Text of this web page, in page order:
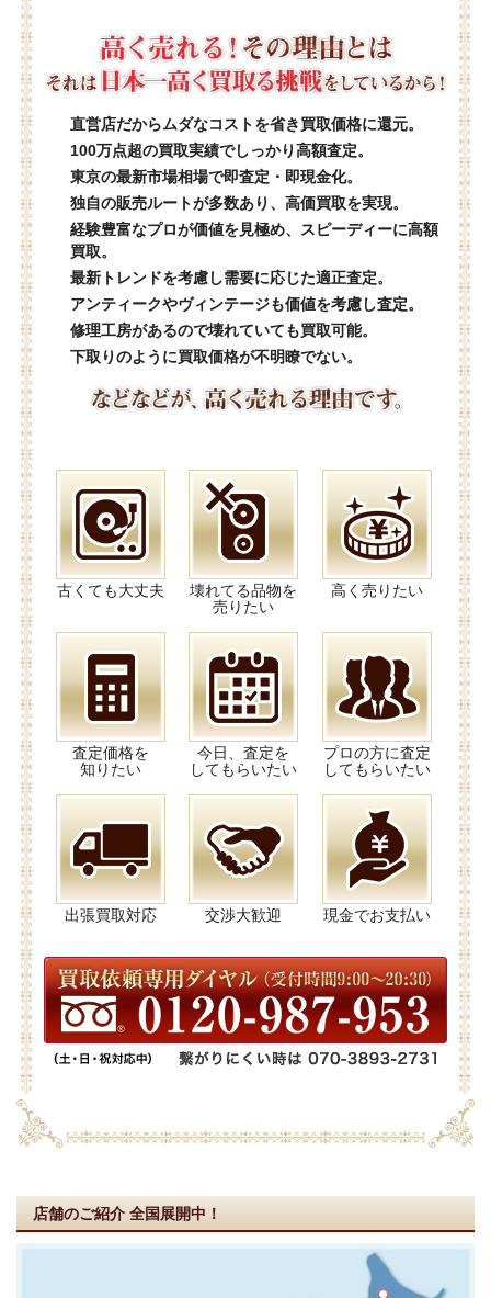
直営店だからムダなコストを省き買取価格に還元。
100万点超の買取実績でしっかり高額査定。
東京の最新市場相場で即査定・即現金化。
独自の販売ルートが多数あり、高価買取を実現。
経験豊富なプロが価値を見極め、スピーディーに高額
買取。
最新トレンドを考慮し需要に応じた適正査定。
アンティークやヴィンテージも価値を考慮し査定。
修理工房があるので壊れていても買取可能。
下取りのように買取価格が不明瞭でない。
古くても大丈夫
壊れてる品物を
売りたい
高く売りたい
査定価格を
知りたい
今日、査定を
してもらいたい
プロの方に査定
してもらいたい
出張買取対応 交渉大歓迎 現金でお支払い
店舗のご紹介 全国展開中！